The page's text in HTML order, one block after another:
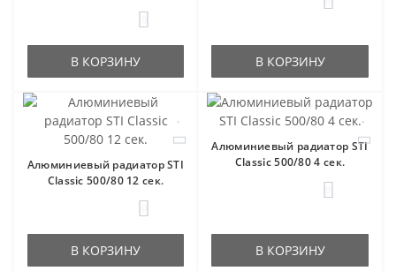
В КОРЗИНУ В КОРЗИНУ
Алюминиевый радиатор STI
Classic 500/80 12 сек.
В КОРЗИНУ
Алюминиевый радиатор STI
Classic 500/80 4 сек.
В КОРЗИНУ